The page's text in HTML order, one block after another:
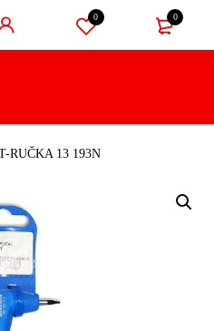
0 0
RUČKA 13 193N